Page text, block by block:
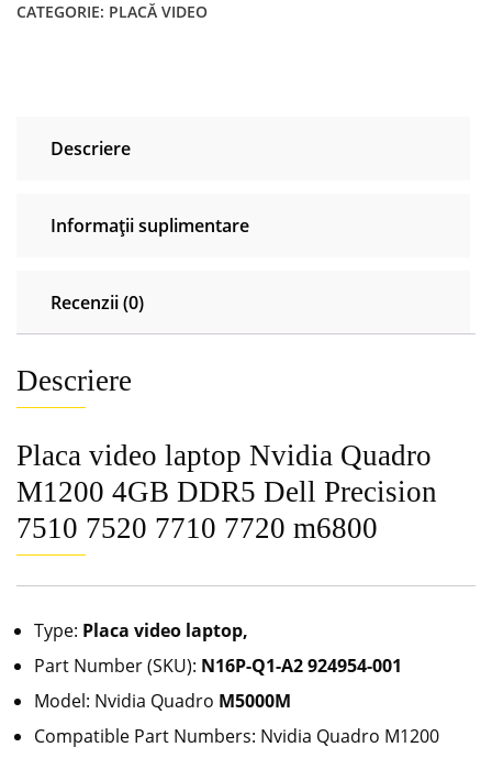
Nvidia
7520
m6800
CATEGORIE: PLACĂ VIDEO
Descriere
Informații suplimentare
Recenzii (0)
Descriere
Placa video laptop Nvidia Quadro
M1200 4GB DDR5 Dell Precision
7510 7520 7710 7720 m6800
Type: Placa video laptop,
Part Number (SKU): N16P-Q1-A2 924954-001
Model: Nvidia Quadro M5000M
Compatible Part Numbers: Nvidia Quadro M1200